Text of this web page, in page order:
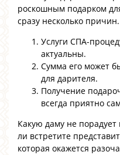
роскошным подарком
сразу несколько
Услуги СПА-
актуальны.
Сумма его может
для дарителя.
Получение
всегда приятно
Какую даму не
ли встретите
которая окажется